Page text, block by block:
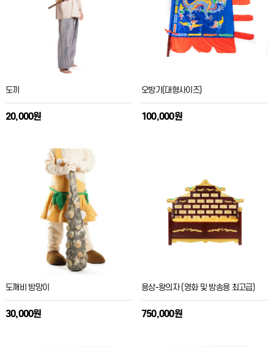
도끼
20,000원
오방기(대형사이즈)
100,000원
도깨비 방망이
30,000원
용상-왕의자 (영화 및 방송용 최고급)
750,000원